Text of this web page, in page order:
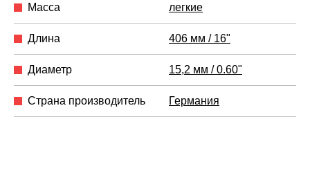
Масса легкие
Длина 406 мм / 16"
Диаметр 15,2 мм / 0.60"
Страна производитель Германия